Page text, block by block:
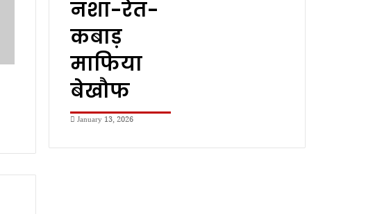
नशा-रेत-
कबाड़
माफिया
बेखौफ
January 13, 2026